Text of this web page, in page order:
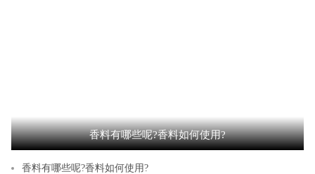
香料有哪些呢?香料如何使用?
香料有哪些呢?香料如何使用?